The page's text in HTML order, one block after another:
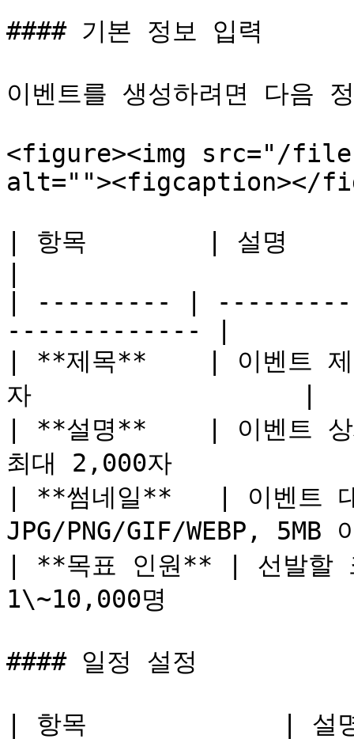
#### 기본 정보 입력
이벤트를 생성하려면 다음
<figure><img src="/files/
alt=""><figcaption></
| 항목        | 설명
| --------- |
------------- |
| **제목**    | 이벤
자                  |
| **설명**    | 이벤트 상
최대 2,000자
| **썸네일**   | 이벤
JPG/PNG/GIF/WEBP, 5MB
| **목표 인원** | 선발
1\~10,000명
#### 일정 설정
| 항목             | 설